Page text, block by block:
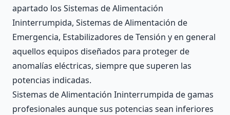
apartado los Sistemas de Alimentación
Ininterrumpida, Sistemas de Alimentación de
Emergencia, Estabilizadores de Tensión y en general
aquellos equipos diseñados para proteger de
anomalías eléctricas, siempre que superen las
potencias indicadas.
Sistemas de Alimentación Ininterrumpida de gamas
profesionales aunque sus potencias sean inferiores